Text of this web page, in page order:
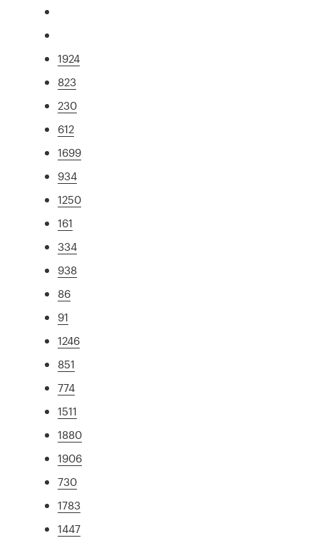
1924
823
230
612
1699
934
1250
161
334
938
86
91
1246
851
774
1511
1880
1906
730
1783
1447